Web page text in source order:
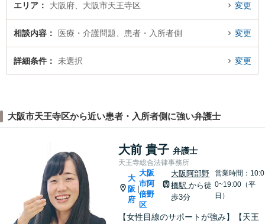
エリア 大阪府、大阪市天王寺区 変更
相談内容 医療・介護問題、患者・入所者側 変更
詳細条件 未選択 変更
大阪市天王寺区から近い患者・入所者側に強い弁護士
大前 貴子 弁護士
天王寺総合法律事務所
大
阪
府
大阪
市阿
倍野
区
大阪阿部野
橋駅から徒
歩3分
営業時間：10:0
0~19:00（平
日）
【女性目線のサポートが強み】【天王